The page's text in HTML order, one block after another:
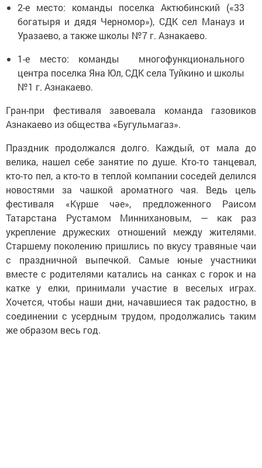
2-е место: команды поселка Актюбинский («33
богатыря и дядя Черномор»), СДК сел Манауз и
Уразаево, а также школы №7 г. Азнакаево.
1-е место: команды многофункционального
центра поселка Яна Юл, СДК села Туйкино и школы
№1 г. Азнакаево.
Гран-при фестиваля завоевала команда газовиков
Азнакаево из общества «Бугульмагаз».
Праздник продолжался долго. Каждый, от мала до
велика, нашел себе занятие по душе. Кто-то танцевал,
кто-то пел, а кто-то в теплой компании соседей делился
новостями за чашкой ароматного чая. Ведь цель
фестиваля «Күрше чәе», предложенного Раисом
Татарстана Рустамом Миннихановым, — как раз
укрепление дружеских отношений между жителями.
Старшему поколению пришлись по вкусу травяные чаи
с праздничной выпечкой. Самые юные участники
вместе с родителями катались на санках с горок и на
катке у елки, принимали участие в веселых играх.
Хочется, чтобы наши дни, начавшиеся так радостно, в
соединении с усердным трудом, продолжались таким
же образом весь год.